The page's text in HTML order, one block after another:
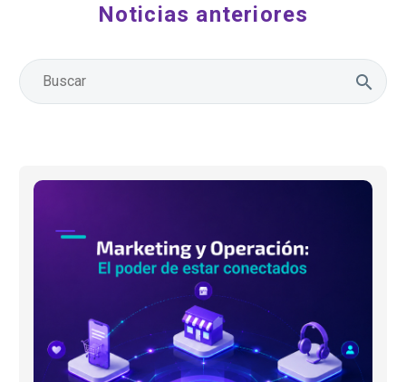
Y en algún momento, esa deuda cobra…
Noticias anteriores
clave
para
mejorar
la
experiencia
del